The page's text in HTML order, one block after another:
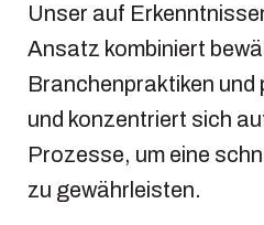
Unser auf
Ansatz kombiniert
Branchenpraktiken und
und konzentriert sich
Prozesse, um eine
zu gewährleisten.